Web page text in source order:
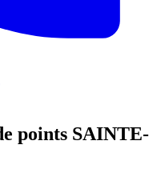
points SAINTE-